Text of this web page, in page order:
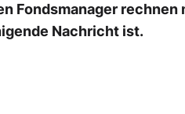
Fondsmanager
Nachricht ist.